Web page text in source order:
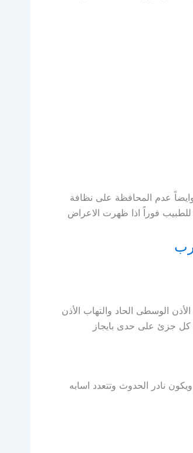
عدم المحافظة على نظافة
فوراً اذا ظهرت الاعراض
الوسطى الحاد والتهاب الأذن
كل جزئ على حدى بايجاز
نادر الحدوث وتتعدد اسابه